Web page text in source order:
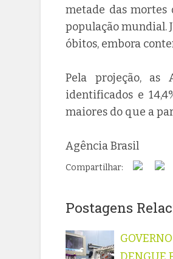
metade das mortes
população mundial.
óbitos, embora
Pela projeção, as
identificados e
maiores do que a
Agência Brasil
Compartilhar:
Postagens